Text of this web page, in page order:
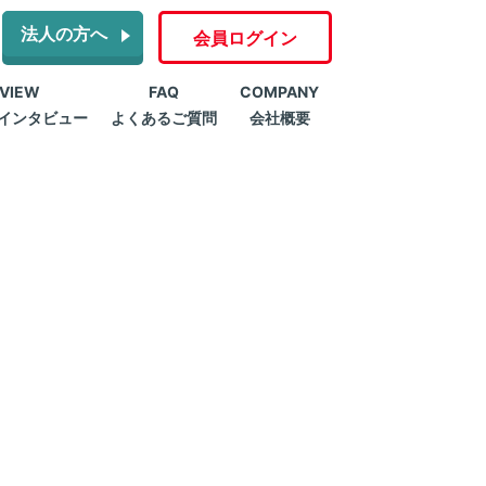
法人の方へ 会員ログイン
ンタビュー
FAQ
よくあるご質問
COMPANY
会社概要